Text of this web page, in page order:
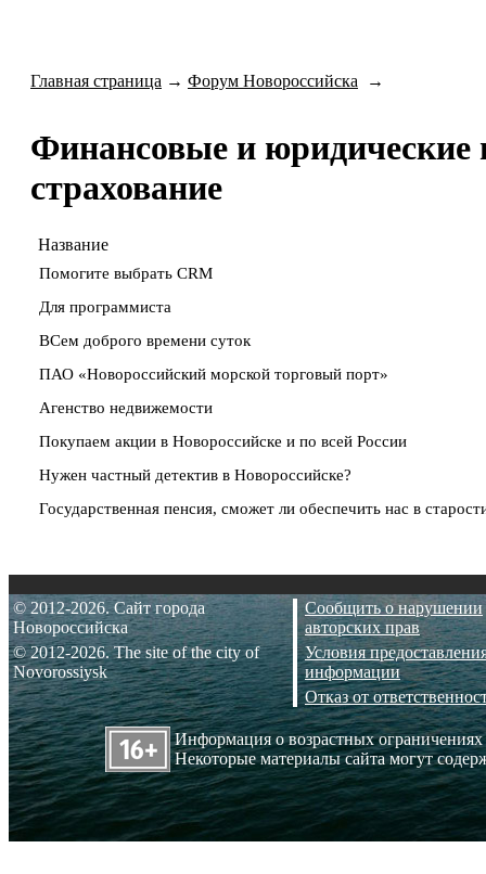
Главная страница → Форум Новороссийска →
Финансовые и юридические
страхование
Название
Помогите выбрать CRM
Для программиста
ВСем доброго времени суток
ПАО «Новороссийский морской торговый порт»
Агенство недвижемости
Покупаем акции в Новороссийске и по всей России
Нужен частный детектив в Новороссийске?
Государственная пенсия, сможет ли обеспечить нас в
© 2012-2026. Сайт города
Новороссийска
© 2012-2026. The site of the city of
Novorossiysk
Сообщить о нарушении
авторских прав
Условия
информации
Отказ от
Информация о возрастных
Некоторые материалы сайта могут